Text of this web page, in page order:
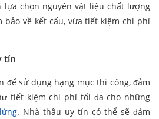
chọn nguyên vật liệu chất lượng
bảo về kết cấu, vừa tiết kiệm chi phí
tín
để sử dụng hạng mục thi công, đảm
tiết kiệm chi phí tối đa cho những
. Nhà thầu uy tín có thể sẽ đảm